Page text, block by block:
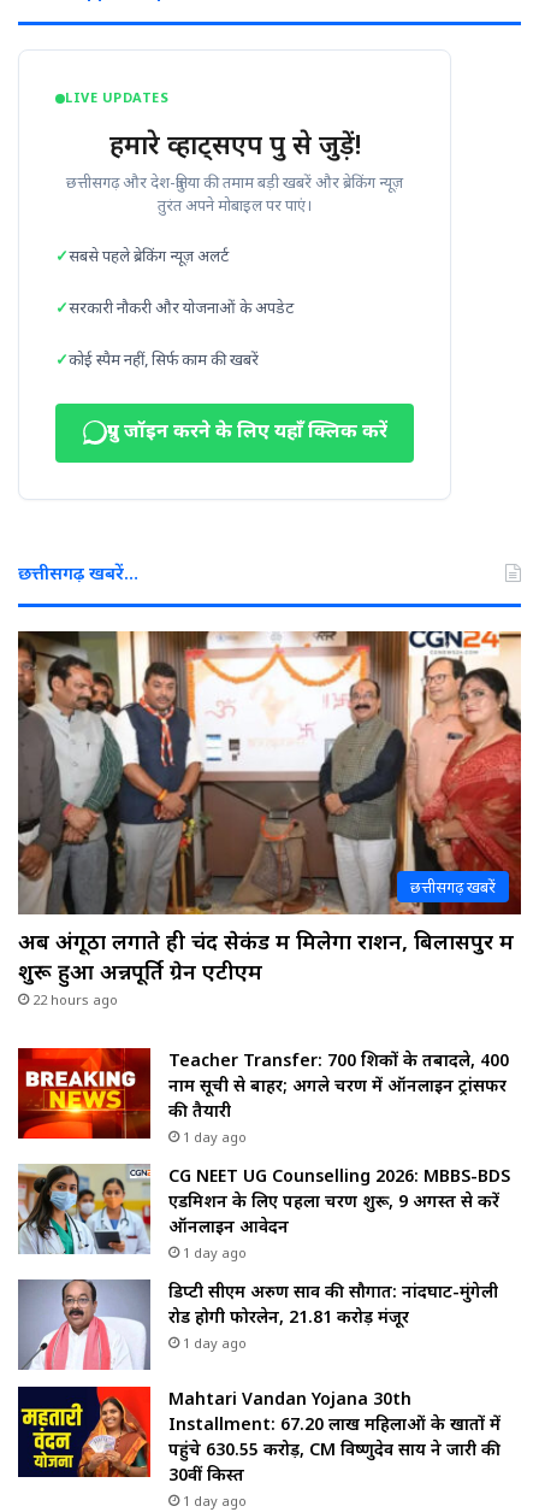
LIVE UPDATES
हमारे व्हाट्सएप ग्रुप से जुड़ें!
छत्तीसगढ़ और देश-दुनिया की तमाम बड़ी खबरें और ब्रेकिंग न्यूज़
तुरंत अपने मोबाइल पर पाएं।
सबसे पहले ब्रेकिंग न्यूज़ अलर्ट
सरकारी नौकरी और योजनाओं के अपडेट
कोई स्पैम नहीं, सिर्फ काम की खबरें
ग्रुप जॉइन करने के लिए यहाँ क्लिक करें
छत्तीसगढ़ खबरें…
छत्तीसगढ़ खबरें
अब अंगूठा लगाते ही चंद सेकंड में मिलेगा राशन, बिलासपुर में
शुरू हुआ अन्नपूर्ति ग्रेन एटीएम
22 hours ago
Teacher Transfer: 700 शिक्षकों के तबादले, 400
नाम सूची से बाहर; अगले चरण में ऑनलाइन ट्रांसफर
की तैयारी
1 day ago
CG NEET UG Counselling 2026: MBBS-BDS
एडमिशन के लिए पहला चरण शुरू, 9 अगस्त से करें
ऑनलाइन आवेदन
1 day ago
डिप्टी सीएम अरुण साव की सौगात: नांदघाट-मुंगेली
रोड होगी फोरलेन, ₹21.81 करोड़ मंजूर
1 day ago
Mahtari Vandan Yojana 30th
Installment: 67.20 लाख महिलाओं के खातों में
पहुंचे 630.55 करोड़, CM विष्णुदेव साय ने जारी की
30वीं किस्त
1 day ago